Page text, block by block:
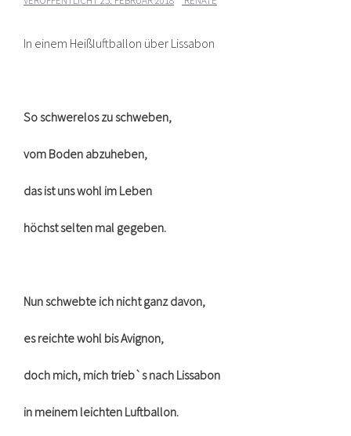
In einem Heißluftballon über Lissabon
So schwerelos zu schweben,
vom Boden abzuheben,
das ist uns wohl im Leben
höchst selten mal gegeben.
Nun schwebte ich nicht ganz davon,
es reichte wohl bis Avignon,
doch mich, mich trieb`s nach Lissabon
in meinem leichten Luftballon.